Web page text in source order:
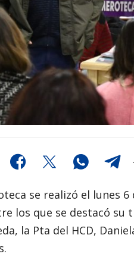
se realizó el lunes
los que se destacó
la Pta del HCD,